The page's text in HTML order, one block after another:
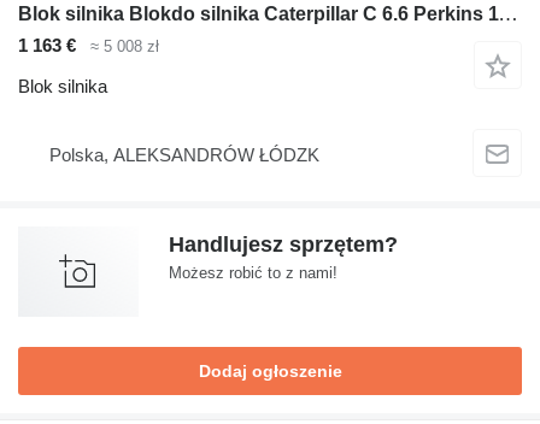
Blok silnika Blokdo silnika Caterpillar C 6.6 Perkins 1106 wszystkie inne czę do koparki
1 163 € ≈ 5 008 zł
Blok silnika
Polska, ALEKSANDRÓW ŁÓDZK
Handlujesz sprzętem?
Możesz robić to z nami!
Dodaj ogłoszenie